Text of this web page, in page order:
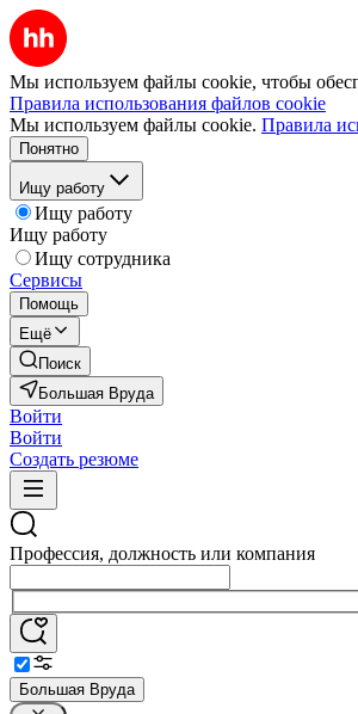
Мы используем файлы cookie, чтобы
Правила использования файлов cookie
Мы используем файлы cookie. Правила
Понятно
Ищу работу
Ищу работу
Ищу работу
Ищу сотрудника
Сервисы
Помощь
Ещё
Поиск
Большая Вруда
Войти
Войти
Создать резюме
Профессия, должность или компания
Большая Вруда